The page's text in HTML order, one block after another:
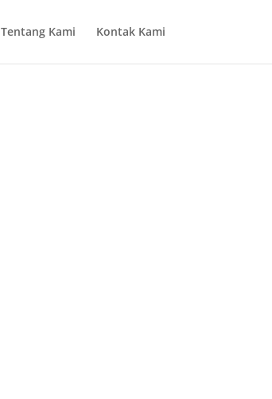
Tentang Kami Kontak Kami